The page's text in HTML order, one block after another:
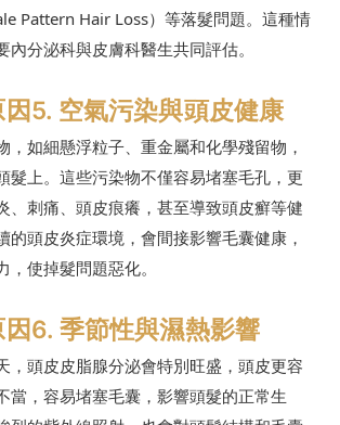
Pattern Hair Loss）等落髮問題。這種情
內分泌科與皮膚科醫生共同評估。
5. 空氣污染與頭皮健康
，如細懸浮粒子、重金屬和化學殘留物，
髮上。這些污染物不僅容易堵塞毛孔，更
、刺痛、頭皮痕癢，甚至導致頭皮癬等健
的頭皮炎症環境，會間接影響毛囊健康，
使掉髮問題惡化。
6. 季節性與濕熱影響
，頭皮皮脂腺分泌會特別旺盛，頭皮更容
當，容易堵塞毛囊，影響頭髮的正常生